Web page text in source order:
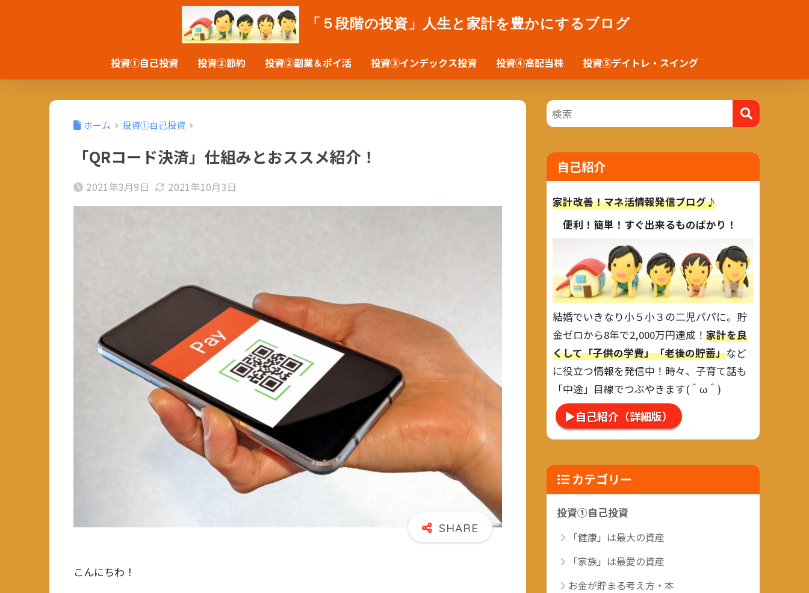
「５段階の投資」人生と家計を豊かにするブログ
投資①自己投資 投資②節約 投資②副業＆ポイ活 投資③インデックス投資 投資④高配当株 投資⑤デイトレ・スイング
ホーム 投資①自己投資
「QRコード決済」仕組みとおススメ紹介！
2021年3月9日 2021年10月3日
こんにちわ！
自己紹介
家計改善！マネ活情報発信ブログ♪
便利！簡単！すぐ出来るものばかり！
結婚でいきなり小５小３の二児パパに。貯
金ゼロから8年で2,000万円達成！ 家計を良
くして「子供の学費」「老後の貯蓄」など
に役立つ情報を発信中！時々、子育て話も
「中途」目線でつぶやきます(＾ω＾)
▶自己紹介（詳細版）
カテゴリー
投資①自己投資
「健康」は最大の資産
「家族」は最愛の資産
お金が貯まる考え方・本